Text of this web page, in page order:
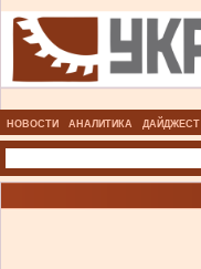
НОВОСТИ АНАЛИТИКА ДАЙДЖЕСТ